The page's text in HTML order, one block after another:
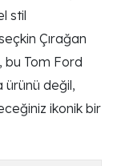
stil
Çırağan
Tom Ford
ürünü değil,
ikonik bir